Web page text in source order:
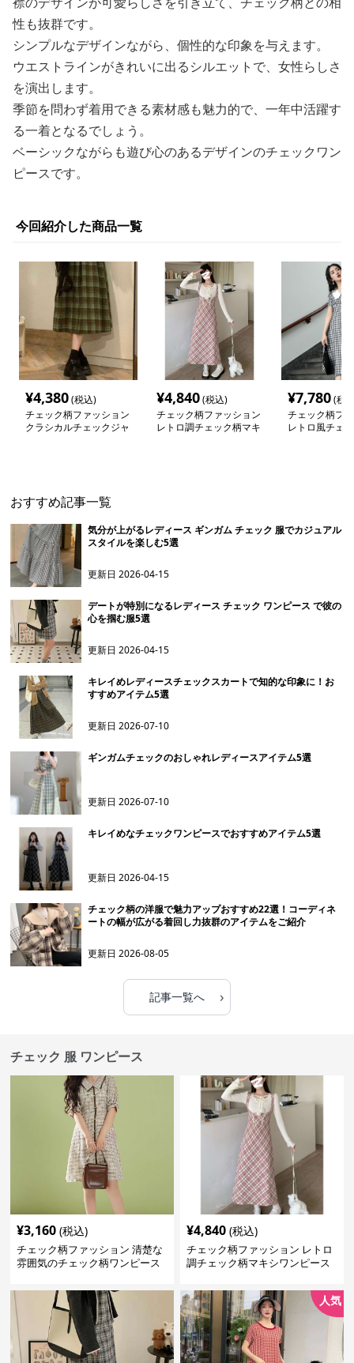
性も抜群です。
シンプルなデザインながら、個性的な印象を与えます。
ウエストラインがきれいに出るシルエットで、女性らしさ
を演出します。
季節を問わず着用できる素材感も魅力的で、一年中活躍す
る一着となるでしょう。
ベーシックながらも遊び心のあるデザインのチェックワン
ピースです。
今回紹介した商品一覧
¥4,380(税込)
チェック柄ファッション
クラシカルチェックジャ
¥4,840(税込)
チェック柄ファッション
レトロ調チェック柄マキ
¥7,780(税
チェック柄フ
レトロ風チェ
おすすめ記事一覧
気分が上がるレディース ギンガム チェック 服でカジュアル
スタイルを楽しむ5選
更新日2026-04-15
デートが特別になるレディース チェック ワンピース で彼の
心を掴む服5選
更新日2026-04-15
キレイめレディースチェックスカートで知的な印象に！お
すすめアイテム5選
更新日2026-07-10
ギンガムチェックのおしゃれレディースアイテム5選
更新日2026-07-10
キレイめなチェックワンピースでおすすめアイテム5選
更新日2026-04-15
チェック柄の洋服で魅力アップおすすめ22選！コーディネ
ートの幅が広がる着回し力抜群のアイテムをご紹介
更新日2026-08-05
記事一覧へ ›
チェック 服 ワンピース
¥3,160 (税込)
チェック柄ファッション 清楚な
雰囲気のチェック柄ワンピース
¥4,840 (税込)
チェック柄ファッション レトロ
調チェック柄マキシワンピース
人気